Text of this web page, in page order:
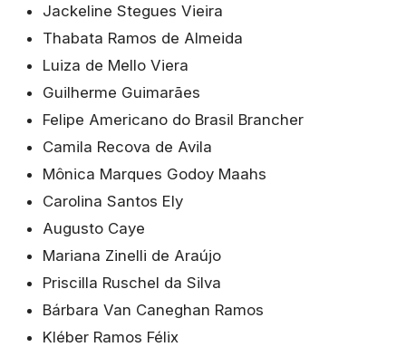
Jackeline Stegues Vieira
Thabata Ramos de Almeida
Luiza de Mello Viera
Guilherme Guimarães
Felipe Americano do Brasil Brancher
Camila Recova de Avila
Mônica Marques Godoy Maahs
Carolina Santos Ely
Augusto Caye
Mariana Zinelli de Araújo
Priscilla Ruschel da Silva
Bárbara Van Caneghan Ramos
Kléber Ramos Félix